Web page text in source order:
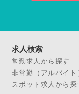
求人検索
常勤求人から探す
非常勤（アルバイト
スポット求人から探